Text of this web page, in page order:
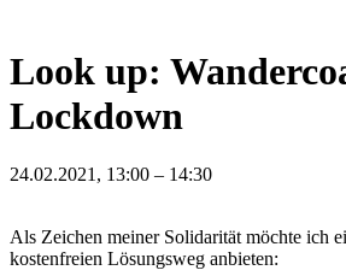
Look up:
Lockdown
24.02.2021, 13:00 – 14:30
Als Zeichen meiner Solidarität möchte ich
kostenfreien Lösungsweg anbieten: